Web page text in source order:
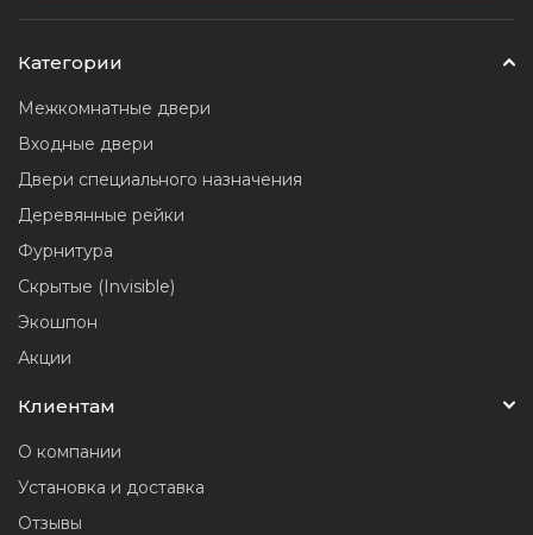
Категории
Межкомнатные двери
Входные двери
Двери специального назначения
Деревянные рейки
Фурнитура
Скрытые (Invisible)
Экошпон
Акции
Клиентам
О компании
Установка и доставка
Отзывы